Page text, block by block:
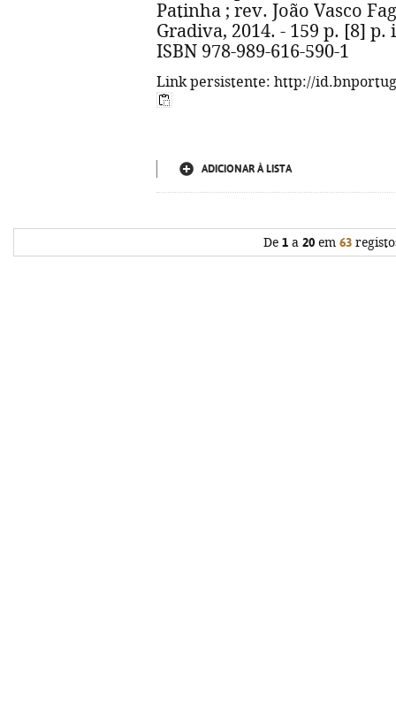
Patinha ; rev. João Vasco
Gradiva, 2014. - 159 p. [8] p.
ISBN 978-989-616-590-1
Link persistente: http://
ADICIONAR À LISTA
De 1a 20em 63